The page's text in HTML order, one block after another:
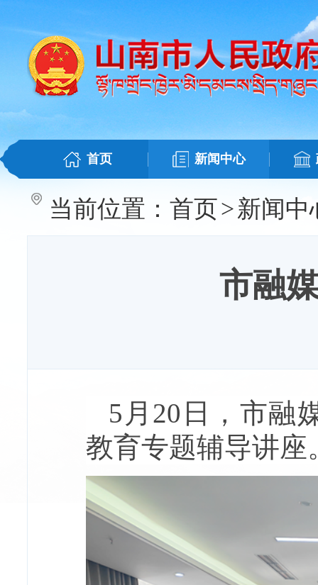
首页 新闻中心
当前位置： 首页>新闻中
市融
5月20日，市融
教育专题辅导讲座